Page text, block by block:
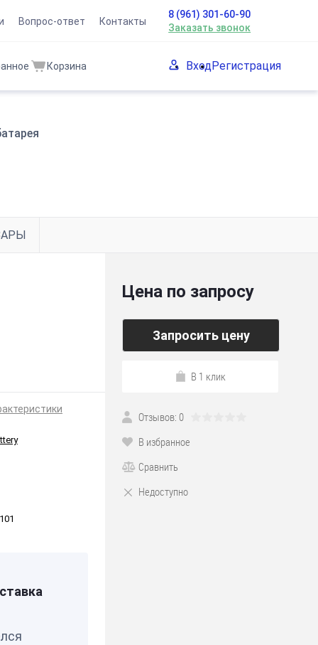
Вопрос-ответ Контакты
8 (961) 301-60-90
Заказать звонок
Корзина ВходРегистрация
Цена по запросу
Запросить цену
В 1 клик
Отзывов: 0
В избранное
Сравнить
Недоступно